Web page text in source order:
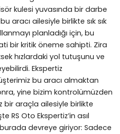
kulesi yuvasında bir darbe
aracı ailesiyle birlikte sık sık
planladığı için, bu
bir kritik öneme sahipti. Zira
hızlardaki yol tutuşunu ve
Ekspertiz
bu aracı almaktan
yine bizim kontrolümüzden
araçla ailesiyle birlikte
RS Oto Ekspertiz’in asıl
devreye giriyor: Sadece